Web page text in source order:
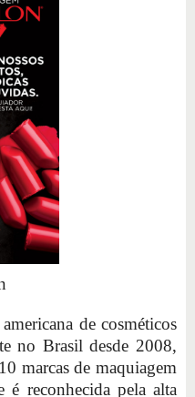
de cosméticos
no Brasil desde 2008,
marcas de maquiagem
reconhecida pela alta